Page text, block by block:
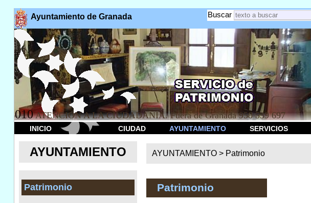
Ayuntamiento de Granada Buscar
010 ATENCION A LA CIUDADANÍA. Fuera de Granada 958 539 697
INICIO CIUDAD AYUNTAMIENTO SERVICIOS
AYUNTAMIENTO
Patrimonio
AYUNTAMIENTO > Patrimonio
Patrimonio